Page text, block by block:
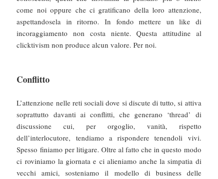
come noi oppure che ci gratificano della loro attenzione,
aspettandosela in ritorno. In fondo mettere un like di
incoraggiamento non costa niente. Questa attitudine al
clicktivism non produce alcun valore. Per noi.
Conflitto
L’attenzione nelle reti sociali dove si discute di tutto, si attiva
soprattutto davanti ai conflitti, che generano ‘thread’ di
discussione cui, per orgoglio, vanità, rispetto
dell’interlocutore, tendiamo a rispondere tenendoli vivi.
Spesso finiamo per litigare. Oltre al fatto che in questo modo
ci roviniamo la giornata e ci alieniamo anche la simpatia di
vecchi amici, sosteniamo il modello di business delle